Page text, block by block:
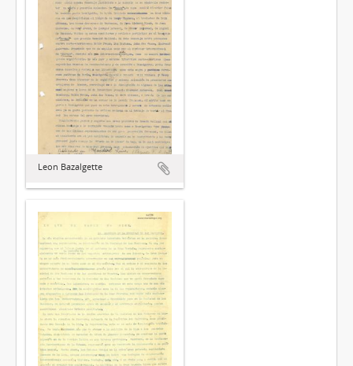
Leon Bazalgette